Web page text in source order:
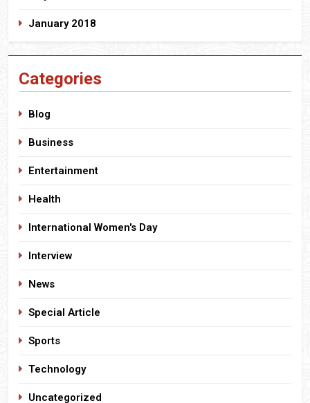
January 2018
Categories
Blog
Business
Entertainment
Health
International Women's Day
Interview
News
Special Article
Sports
Technology
Uncategorized